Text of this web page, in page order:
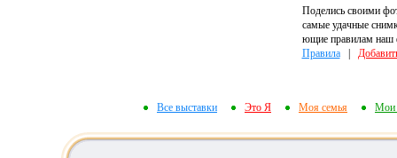
Поделись своими
самые удачные
ющие правилам наш
Правила|
Все выставки Это Я Моя семья Мои